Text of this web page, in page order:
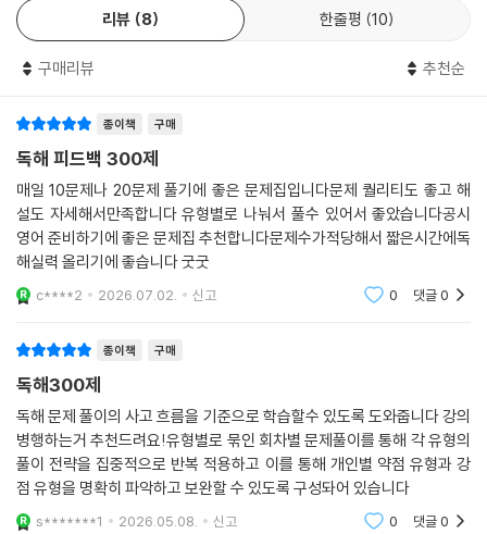
리뷰 8 한줄평 10
구매리뷰 추천순
종이책 구매
독해 피드백 300제
매일 10문제나 20문제 풀기에 좋은 문제집입니다문제 퀄리티도 좋고 해
설도 자세해서만족합니다 유형별로 나눠서 풀수 있어서 좋았습니다공시
영어 준비하기에 좋은 문제집 추천합니다문제수가적당해서 짧은시간에독
해실력 올리기에 좋습니다 굿굿
c****2 2026.07.02. 신고 0 댓글0
종이책 구매
독해300제
독해 문제 풀이의 사고 흐름을 기준으로 학습할수 있도록 도와줍니다 강의
병행하는거 추천드려요!유형별로 묶인 회차별 문제풀이를 통해 각 유형의
풀이 전략을 집중적으로 반복 적용하고 이를 통해 개인별 약점 유형과 강
점 유형을 명확히 파악하고 보완할 수 있도록 구성돠어 있습니다
s*******1 2026.05.08. 신고 0 댓글0